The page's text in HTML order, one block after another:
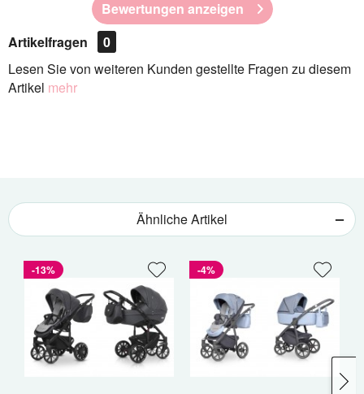
Bewertungen anzeigen
Artikelfragen
0
Lesen Sie von weiteren Kunden gestellte Fragen zu diesem
Artikel mehr
Ähnliche Artikel
-13% -4%